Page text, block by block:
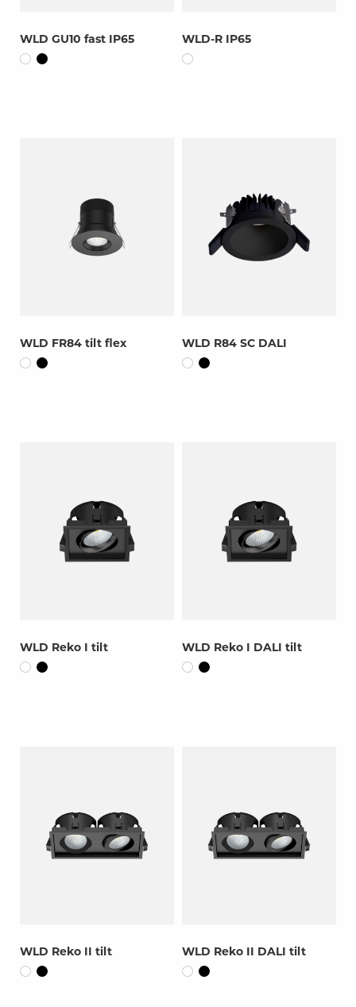
WLD GU10 fast IP65 WLD-R IP65
WLD FR84 tilt flex WLD R84 SC DALI
WLD Reko I tilt WLD Reko I DALI tilt
WLD Reko II tilt WLD Reko II DALI tilt